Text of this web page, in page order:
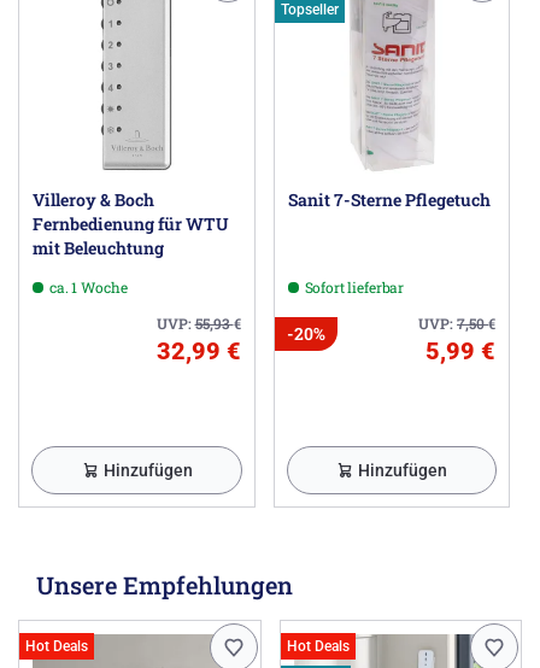
Villeroy & Boch
Fernbedienung für WTU
mit Beleuchtung
ca. 1 Woche
UVP:55,93€
32,99 €
Hinzufügen
Topseller
Sanit 7-Sterne Pflegetuch
Sofort lieferbar
UVP:7,50€
-20%
5,99 €
Hinzufügen
Unsere Empfehlungen
Hot Deals
Hot Deals